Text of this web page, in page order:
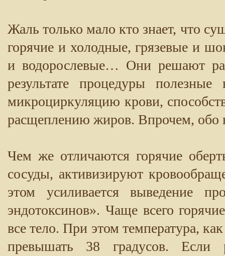
Жаль только мало кто знает, что
горячие и холодные, грязевые и
и водорослевые… Они решают
результате процедуры
микроциркуляцию крови,
расщеплению жиров. Впрочем, обо
Чем же отличаются горячие
сосуды, активизируют
этом усиливается выведение
эндотоксинов». Чаще всего
все тело. При этом температура,
превышать 38 градусов. Если